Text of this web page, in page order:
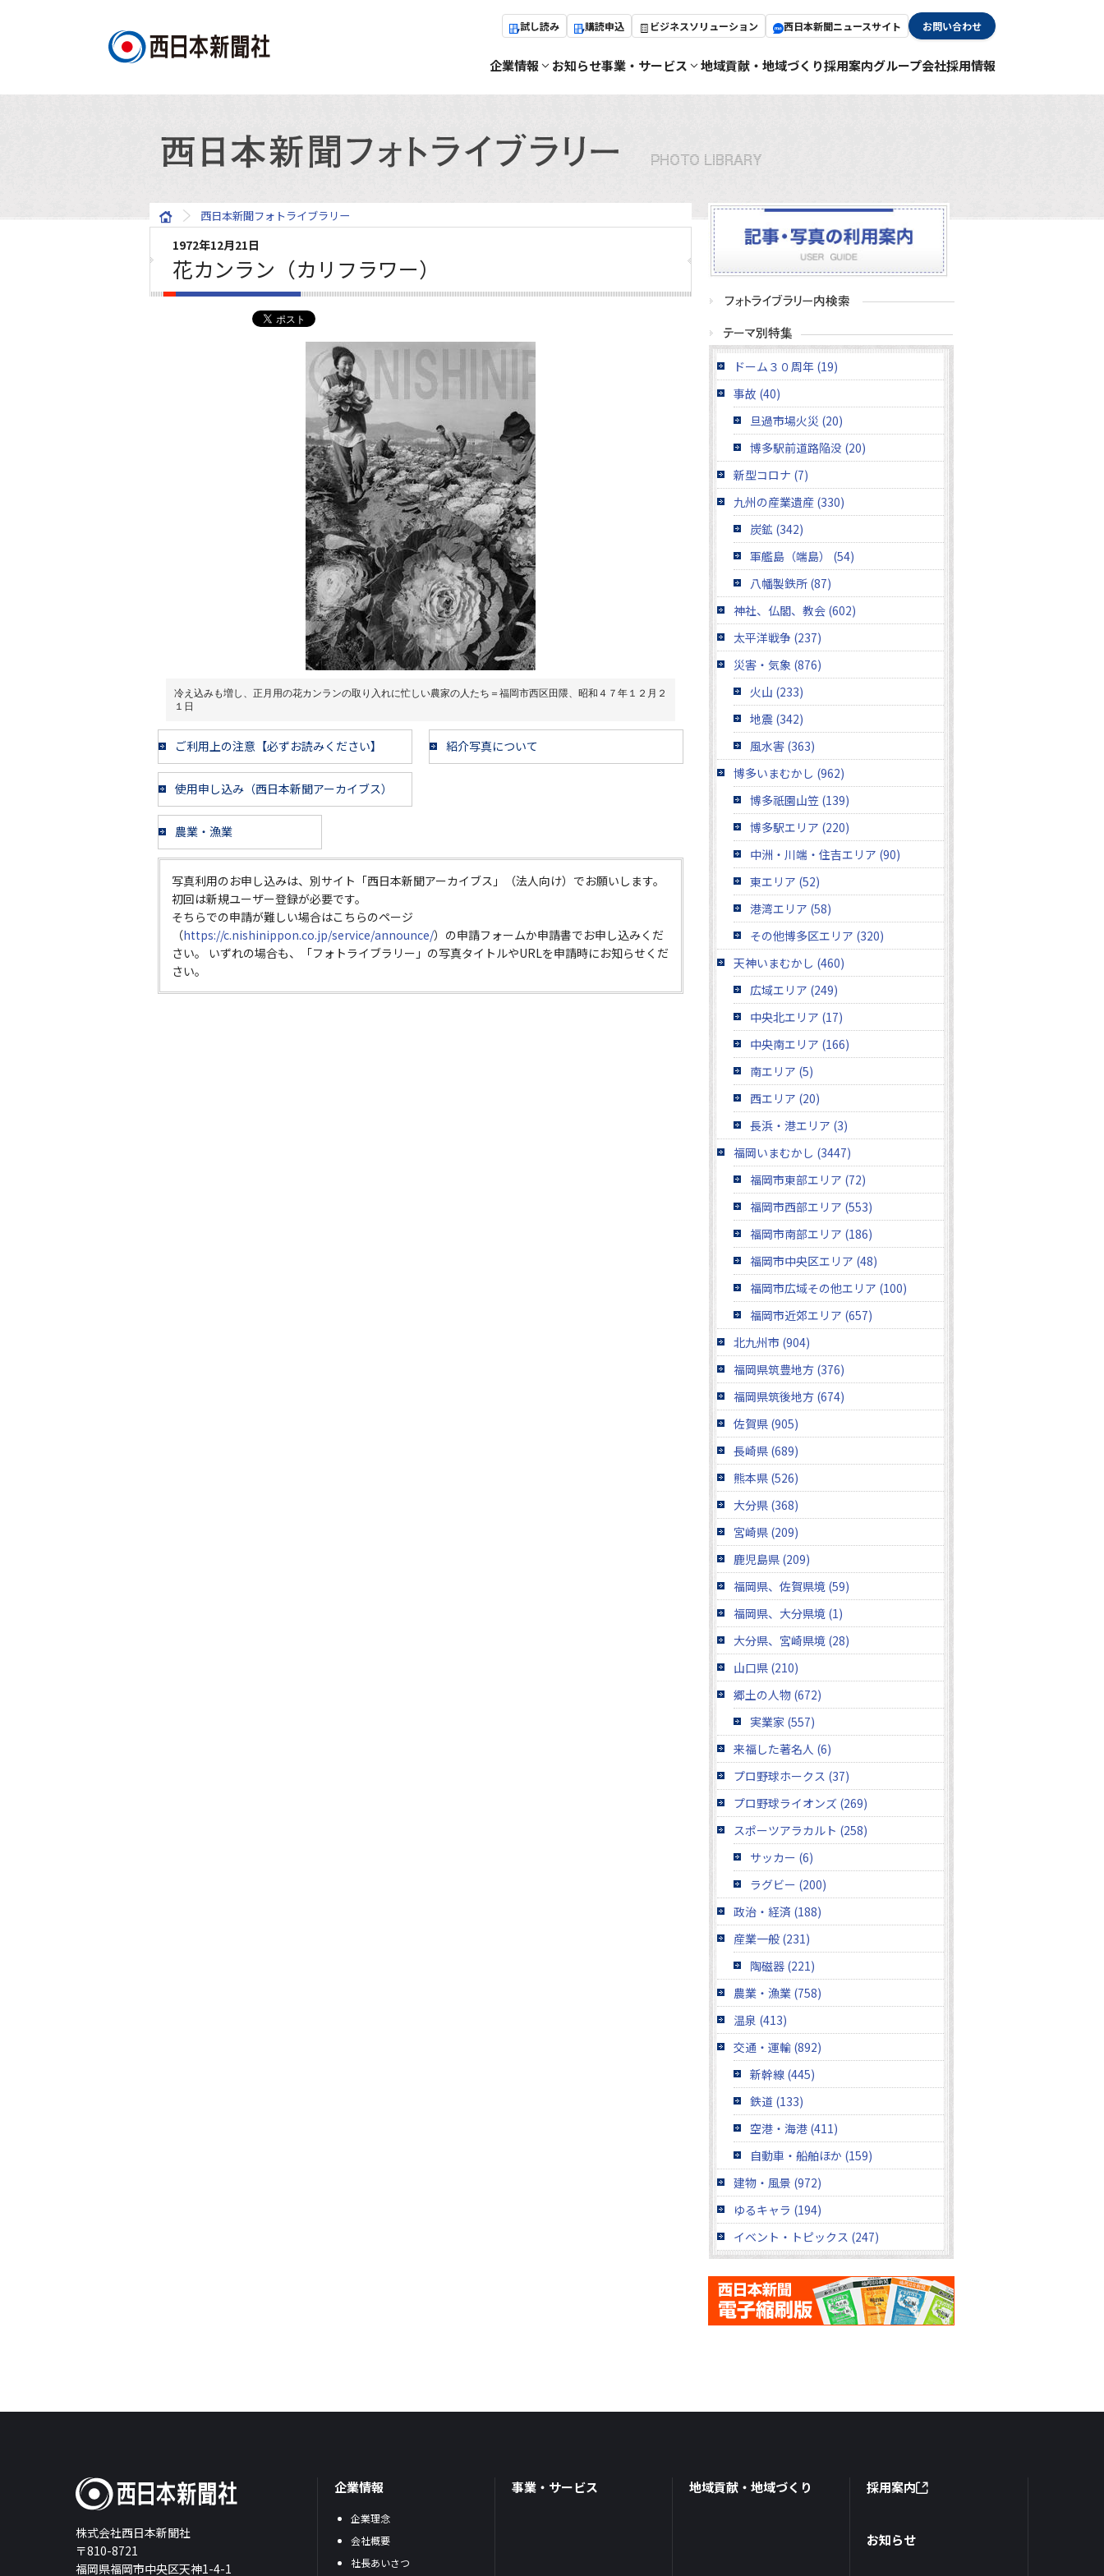
試し読み 購読申込 ビジネスソリューション 西日本新聞ニュースサイト お問い合わせ
企業情報 お知らせ事業・サービス 地域貢献・地域づくり採用案内グループ会社採用情報
西日本新聞フォトライブラリー
1972年12月21日
花カンラン（カリフラワー）
冷え込みも増し、正月用の花カンランの取り入れに忙しい農家の人たち＝福岡市西区田隈、昭和４７年１２月２
１日
ご利用上の注意【必ずお読みください】 紹介写真について
使用申し込み（西日本新聞アーカイブス）
農業・漁業
写真利用のお申し込みは、別サイト「西日本新聞アーカイブス」（法人向け）でお願いします。
初回は新規ユーザー登録が必要です。
そちらでの申請が難しい場合はこちらのページ
（https://c.nishinippon.co.jp/service/announce/）の申請フォームか申請書でお申し込みくだ
さい。 いずれの場合も、「フォトライブラリー」の写真タイトルやURLを申請時にお知らせくだ
さい。
ドーム３０周年 (19)
事故 (40)
旦過市場火災 (20)
博多駅前道路陥没 (20)
新型コロナ (7)
九州の産業遺産 (330)
炭鉱 (342)
軍艦島（端島） (54)
八幡製鉄所 (87)
神社、仏閣、教会 (602)
太平洋戦争 (237)
災害・気象 (876)
火山 (233)
地震 (342)
風水害 (363)
博多いまむかし (962)
博多祇園山笠 (139)
博多駅エリア (220)
中洲・川端・住吉エリア (90)
東エリア (52)
港湾エリア (58)
その他博多区エリア (320)
天神いまむかし (460)
広域エリア (249)
中央北エリア (17)
中央南エリア (166)
南エリア (5)
西エリア (20)
長浜・港エリア (3)
福岡いまむかし (3447)
福岡市東部エリア (72)
福岡市西部エリア (553)
福岡市南部エリア (186)
福岡市中央区エリア (48)
福岡市広域その他エリア (100)
福岡市近郊エリア (657)
北九州市 (904)
福岡県筑豊地方 (376)
福岡県筑後地方 (674)
佐賀県 (905)
長崎県 (689)
熊本県 (526)
大分県 (368)
宮崎県 (209)
鹿児島県 (209)
福岡県、佐賀県境 (59)
福岡県、大分県境 (1)
大分県、宮崎県境 (28)
山口県 (210)
郷土の人物 (672)
実業家 (557)
来福した著名人 (6)
プロ野球ホークス (37)
プロ野球ライオンズ (269)
スポーツアラカルト (258)
サッカー (6)
ラグビー (200)
政治・経済 (188)
産業一般 (231)
陶磁器 (221)
農業・漁業 (758)
温泉 (413)
交通・運輸 (892)
新幹線 (445)
鉄道 (133)
空港・海港 (411)
自動車・船舶ほか (159)
建物・風景 (972)
ゆるキャラ (194)
イベント・トピックス (247)
株式会社西日本新聞社
〒810-8721
福岡県福岡市中央区天神1-4-1
企業情報
企業理念
会社概要
社長あいさつ
事業・サービス 地域貢献・地域づくり 採用案内
お知らせ